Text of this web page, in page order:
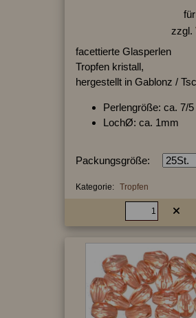
für
zzgl.
facettierte Glasperlen
Tropfen kristall,
hergestellt in Gablonz /
Perlengröße: ca. 7/
LochØ: ca. 1mm
Packungsgröße:
Kategorie: Tropfen